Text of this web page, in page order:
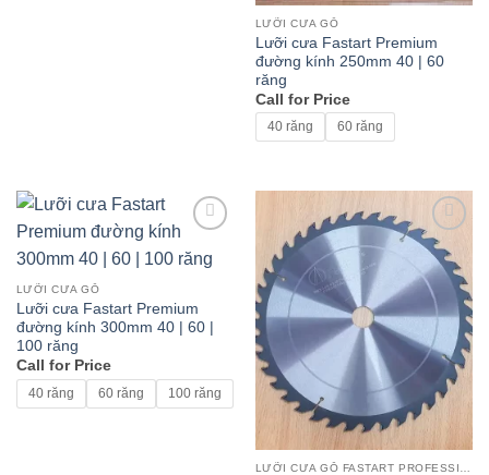
LƯỠI CƯA GỖ
Lưỡi cưa Fastart Premium
đường kính 250mm 40 | 60
răng
Call for Price
40 răng 60 răng
wishlist
LƯỠI CƯA GỖ
Lưỡi cưa Fastart Premium
đường kính 300mm 40 | 60 |
100 răng
Call for Price
40 răng 60 răng 100 răng
Add to
wishlist